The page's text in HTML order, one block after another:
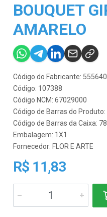
BOUQUET
AMARELO
Código do Fabricante:
Código: 107388
Código NCM: 67029000
Código de Barras do
Código de Barras da Caixa:
Embalagem: 1X1
Fornecedor: FLOR E ARTE
R$ 11,83